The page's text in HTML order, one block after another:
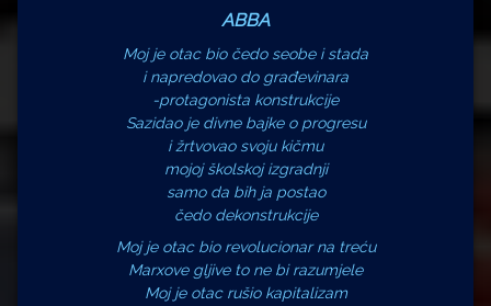
ABBA
Moj je otac bio čedo seobe i stada
i napredovao do građevinara
-protagonista konstrukcije
Sazidao je divne bajke o progresu
i žrtvovao svoju kičmu
mojoj školskoj izgradnji
samo da bih ja postao
čedo dekonstrukcije
Moj je otac bio revolucionar na treću
Marxove gljive to ne bi razumjele
Moj je otac rušio kapitalizam